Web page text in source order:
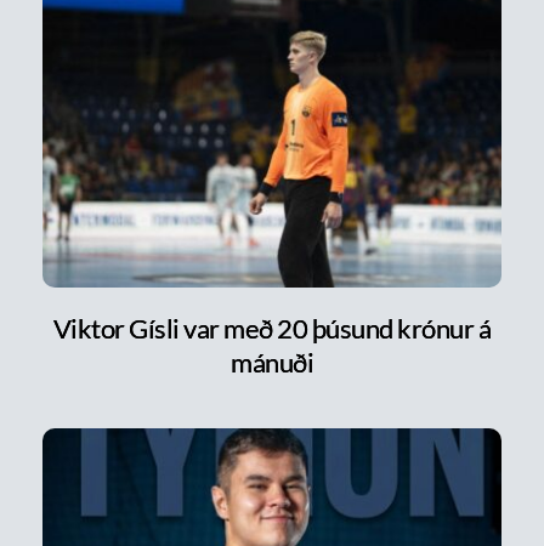
Viktor Gísli var með 20 þúsund krónur á
mánuði